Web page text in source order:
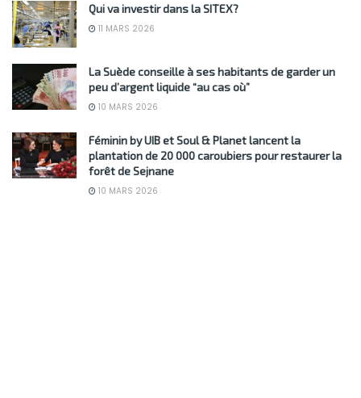
Qui va investir dans la SITEX?
11 MARS 2026
La Suède conseille à ses habitants de garder un
peu d’argent liquide “au cas où”
10 MARS 2026
Féminin by UIB et Soul & Planet lancent la
plantation de 20 000 caroubiers pour restaurer la
forêt de Sejnane
10 MARS 2026